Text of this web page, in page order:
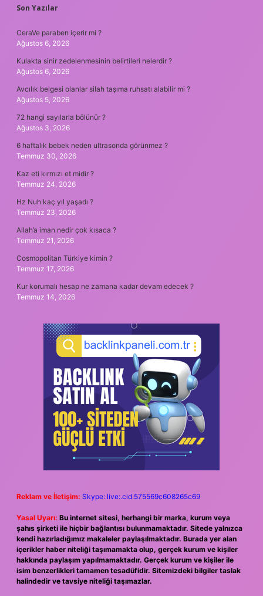
SIDEBAR
Son Yazılar
CeraVe paraben içerir mi ?
Ağustos 6, 2026
Kulakta sinir zedelenmesinin belirtileri nelerdir ?
Ağustos 6, 2026
Avcılık belgesi olanlar silah taşıma ruhsatı alabilir mi ?
Ağustos 5, 2026
72 hangi sayılarla bölünür ?
Ağustos 3, 2026
6 haftalık bebek neden ultrasonda görünmez ?
Temmuz 30, 2026
Kaz eti kırmızı et midir ?
Temmuz 24, 2026
Hz Nuh kaç yıl yaşadı ?
Temmuz 23, 2026
Allah’a iman nedir çok kısaca ?
Temmuz 21, 2026
Cosmopolitan Türkiye kimin ?
Temmuz 17, 2026
Kur korumalı hesap ne zamana kadar devam edecek ?
Temmuz 14, 2026
Reklam ve İletişim: Skype: live:.cid.575569c608265c69
Yasal Uyarı: Bu internet sitesi, herhangi bir marka, kurum veya
şahıs şirketi ile hiçbir bağlantısı bulunmamaktadır. Sitede yalnızca
kendi hazırladığımız makaleler paylaşılmaktadır. Burada yer alan
içerikler haber niteliği taşımamakta olup, gerçek kurum ve kişiler
hakkında paylaşım yapılmamaktadır. Gerçek kurum ve kişiler ile
isim benzerlikleri tamamen tesadüfidir. Sitemizdeki bilgiler taslak
halindedir ve tavsiye niteliği taşımazlar.